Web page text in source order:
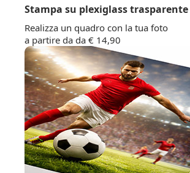
Stampa su plexiglass trasparente
Realizza un quadro con la tua foto
a partire da da € 14,90